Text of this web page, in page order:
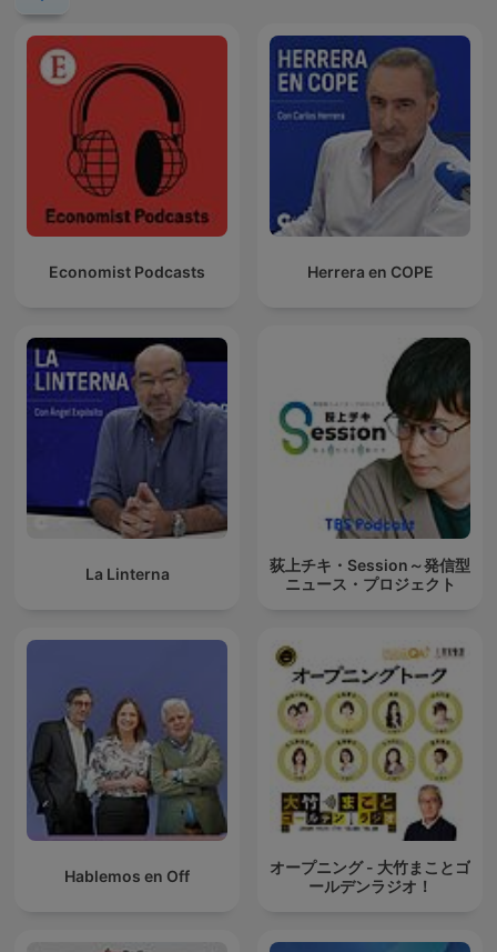
Economist Podcasts Herrera en COPE
La Linterna
荻上チキ・Session～発信型
ニュース・プロジェクト
Hablemos en Off
オープニング - 大竹まことゴ
ールデンラジオ！